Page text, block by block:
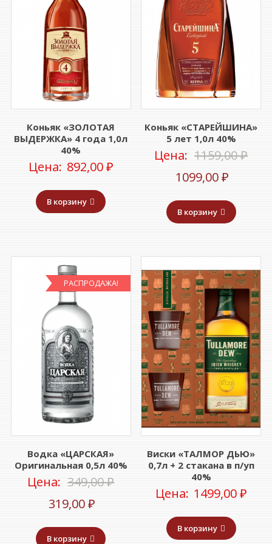
Коньяк «ЗОЛОТАЯ
ВЫДЕРЖКА» 4 года 1,0л
40%
Цена: 892,00₽
В корзину
Коньяк «СТАРЕЙШИНА»
5 лет 1,0л 40%
Цена: 1159,00₽
1099,00₽
цена:
В корзину
РАСПРОДАЖА!
Водка «ЦАРСКАЯ»
Оригинальная 0,5л 40%
Цена: 349,00₽Первоначальная
составляла
319,00₽Текущая
цена:
В корзину
Виски «ТАЛМОР ДЬЮ»
0,7л + 2 стакана в п/уп
40%
Цена: 1499,00₽
В корзину